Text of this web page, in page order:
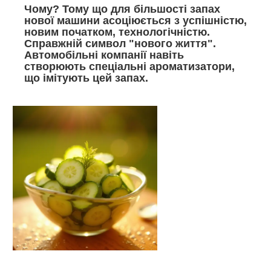
Чому? Тому що для більшості запах
нової машини асоціюється з успішністю,
новим початком, технологічністю.
Справжній символ "нового життя".
Автомобільні компанії навіть
створюють спеціальні ароматизатори,
що імітують цей запах.